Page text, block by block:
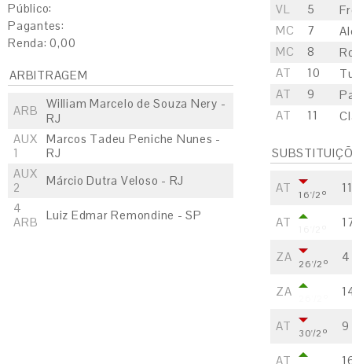
Público:
Pagantes:
Renda: 0,00
ARBITRAGEM
ARB
William Marcelo de Souza Nery -
RJ
AUX
1
Marcos Tadeu Peniche Nunes -
RJ
AUX
2
Márcio Dutra Veloso - RJ
4
ARB
Luiz Edmar Remondine - SP
VL
5
MC
7
MC
8
AT
10
AT
9
AT
11
AT 16'/2º 11
AT
ZA 26'/2º 4
ZA
AT 30'/2º 9
AT